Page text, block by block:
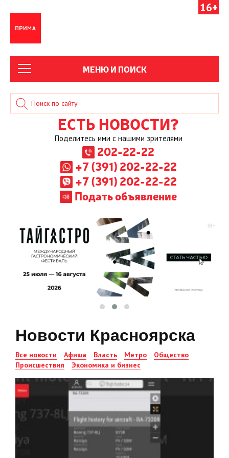
16+
МЕНЮ И ПОИСК
ЕСТЬ НОВОСТИ?
Поделитесь ими с нашими зрителями
202-22-22
+7 (391) 202-22-22
+7 (391) 202-22-22
Подать объявление
Новости Красноярска
Все новости Афиша Власть Метро
Общество
Происшествия
Экономика и бизнес